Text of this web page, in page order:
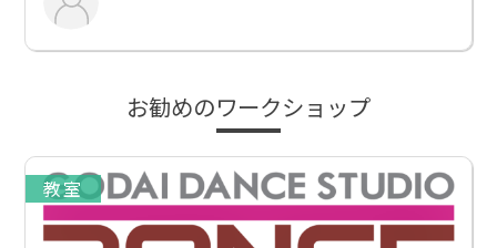
お勧めのワークショップ
教室